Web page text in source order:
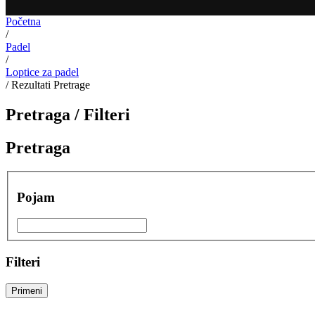
Početna
/
Padel
/
Loptice za padel
/Rezultati Pretrage
Pretraga / Filteri
Pretraga
Pojam
Filteri
Primeni